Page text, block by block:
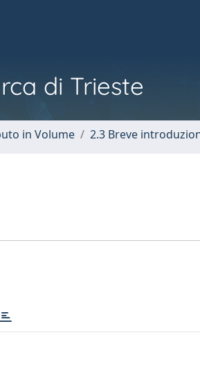
di Trieste
in Volume 2.3 Breve